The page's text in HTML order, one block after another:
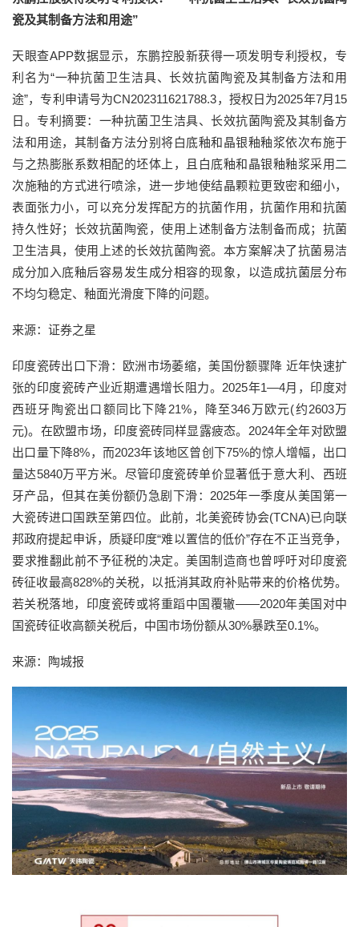
瓷及其制备方法和用途”
天眼查APP数据显示，东鹏控股新获得一项发明专利授权，专
利名为“一种抗菌卫生洁具、长效抗菌陶瓷及其制备方法和用
途”，专利申请号为CN202311621788.3，授权日为2025年7月15
日。专利摘要：一种抗菌卫生洁具、长效抗菌陶瓷及其制备方
法和用途，其制备方法分别将白底釉和晶银釉釉浆依次布施于
与之热膨胀系数相配的坯体上，且白底釉和晶银釉釉浆采用二
次施釉的方式进行喷涂，进一步地使结晶颗粒更致密和细小，
表面张力小，可以充分发挥配方的抗菌作用，抗菌作用和抗菌
持久性好；长效抗菌陶瓷，使用上述制备方法制备而成；抗菌
卫生洁具，使用上述的长效抗菌陶瓷。本方案解决了抗菌易洁
成分加入底釉后容易发生成分相容的现象，以造成抗菌层分布
不均匀稳定、釉面光滑度下降的问题。
来源：证券之星
印度瓷砖出口下滑：欧洲市场萎缩，美国份额骤降 近年快速扩
张的印度瓷砖产业近期遭遇增长阻力。2025年1—4月，印度对
西班牙陶瓷出口额同比下降21%，降至346万欧元(约2603万
元)。在欧盟市场，印度瓷砖同样显露疲态。2024年全年对欧盟
出口量下降8%，而2023年该地区曾创下75%的惊人增幅，出口
量达5840万平方米。尽管印度瓷砖单价显著低于意大利、西班
牙产品，但其在美份额仍急剧下滑：2025年一季度从美国第一
大瓷砖进口国跌至第四位。此前，北美瓷砖协会(TCNA)已向联
邦政府提起申诉，质疑印度“难以置信的低价”存在不正当竞争，
要求推翻此前不予征税的决定。美国制造商也曾呼吁对印度瓷
砖征收最高828%的关税，以抵消其政府补贴带来的价格优势。
若关税落地，印度瓷砖或将重蹈中国覆辙——2020年美国对中
国瓷砖征收高额关税后，中国市场份额从30%暴跌至0.1%。
来源：陶城报